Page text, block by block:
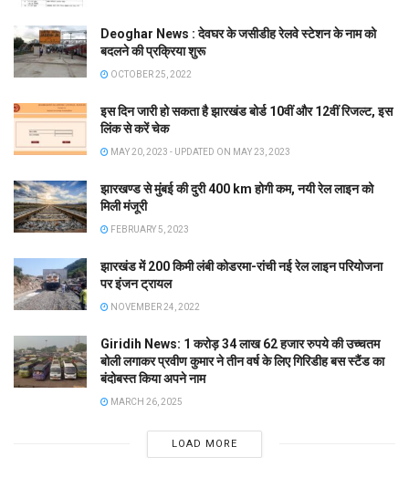
Deoghar News : देवघर के जसीडीह रेलवे स्टेशन के नाम को
बदलने की प्रक्रिया शुरू
OCTOBER 25, 2022
इस दिन जारी हो सकता है झारखंड बोर्ड 10वीं और 12वीं रिजल्ट, इस
लिंक से करें चेक
MAY 20, 2023 - UPDATED ON MAY 23, 2023
झारखण्ड से मुंबई की दुरी 400 km होगी कम, नयी रेल लाइन को
मिली मंजूरी
FEBRUARY 5, 2023
झारखंड में 200 किमी लंबी कोडरमा-रांची नई रेल लाइन परियोजना
पर इंजन ट्रायल
NOVEMBER 24, 2022
Giridih News: 1 करोड़ 34 लाख 62 हजार रुपये की उच्चतम
बोली लगाकर प्रवीण कुमार ने तीन वर्ष के लिए गिरिडीह बस स्टैंड का
बंदोबस्त किया अपने नाम
MARCH 26, 2025
LOAD MORE